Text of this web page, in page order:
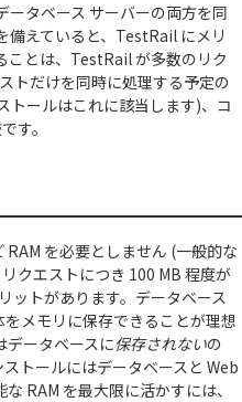
タベース サーバーの両方を同
備えていると、TestRail にメリ
ことは、TestRail が多数のリク
トだけを同時に処理する予定の
トールはこれに該当します)、コ
す。
を必要としません (一般的な
クエストにつき 100 MB 程度が
ットがあります。データベース
メモリに保存できることが理想
データベースに保存されないの
トールにはデータベースと Web
RAM を最大限に活かすには、